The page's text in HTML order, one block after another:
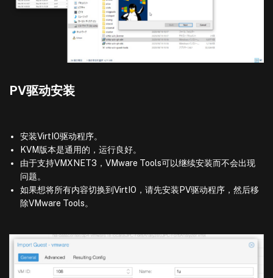
PV驱动安装
安装VirtIO驱动程序。
KVM版本是通用的，运行良好。
由于支持VMXNET3，VMware Tools可以继续安装而不会出现
问题。
如果想将所有内容切换到VirtIO，请先安装PV驱动程序，然后移
除VMware Tools。